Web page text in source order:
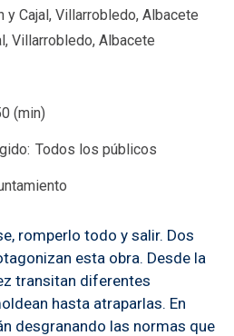
y Cajal, Villarrobledo, Albacete
Villarrobledo, Albacete
(min)
Todos los públicos
romperlo todo y salir. Dos
esta obra. Desde la
transitan diferentes
hasta atraparlas. En
desgranando las normas que